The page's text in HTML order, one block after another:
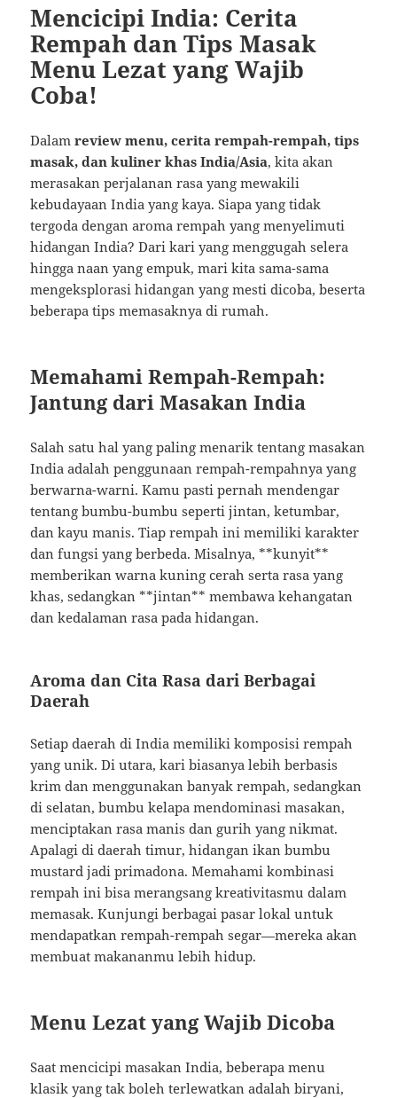
Mencicipi India: Cerita
Rempah dan Tips Masak
Menu Lezat yang Wajib
Coba!
Dalamreview menu, cerita rempah-rempah, tips
masak, dan kuliner khas India/Asia, kita akan
merasakan perjalanan rasa yang mewakili
kebudayaan India yang kaya. Siapa yang tidak
tergoda dengan aroma rempah yang menyelimuti
hidangan India? Dari kari yang menggugah selera
hingga naan yang empuk, mari kita sama-sama
mengeksplorasi hidangan yang mesti dicoba, beserta
beberapa tips memasaknya di rumah.
Memahami Rempah-Rempah:
Jantung dari Masakan India
Salah satu hal yang paling menarik tentang masakan
India adalah penggunaan rempah-rempahnya yang
berwarna-warni. Kamu pasti pernah mendengar
tentang bumbu-bumbu seperti jintan, ketumbar,
dan kayu manis. Tiap rempah ini memiliki karakter
dan fungsi yang berbeda. Misalnya, **kunyit**
memberikan warna kuning cerah serta rasa yang
khas, sedangkan **jintan** membawa kehangatan
dan kedalaman rasa pada hidangan.
Aroma dan Cita Rasa dari Berbagai
Daerah
Setiap daerah di India memiliki komposisi rempah
yang unik. Di utara, kari biasanya lebih berbasis
krim dan menggunakan banyak rempah, sedangkan
di selatan, bumbu kelapa mendominasi masakan,
menciptakan rasa manis dan gurih yang nikmat.
Apalagi di daerah timur, hidangan ikan bumbu
mustard jadi primadona. Memahami kombinasi
rempah ini bisa merangsang kreativitasmu dalam
memasak. Kunjungi berbagai pasar lokal untuk
mendapatkan rempah-rempah segar—mereka akan
membuat makananmu lebih hidup.
Menu Lezat yang Wajib Dicoba
Saat mencicipi masakan India, beberapa menu
klasik yang tak boleh terlewatkan adalah biryani,